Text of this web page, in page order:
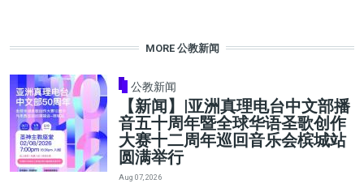
MORE 公教新闻
公教新闻
【新闻】|亚洲真理电台中文部播
音五十周年暨全球华语圣歌创作
大赛十二周年巡回音乐会槟城站
圆满举行
Aug 07, 2026